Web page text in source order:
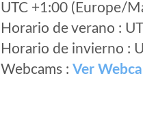
UTC +1:00 (Europe/
Horario de verano :
Horario de invierno :
Webcams : Ver